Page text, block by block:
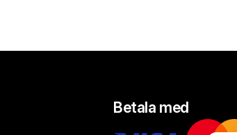
Betala med